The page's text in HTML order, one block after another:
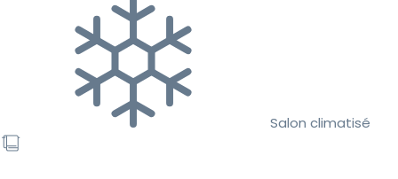
Salon climatisé